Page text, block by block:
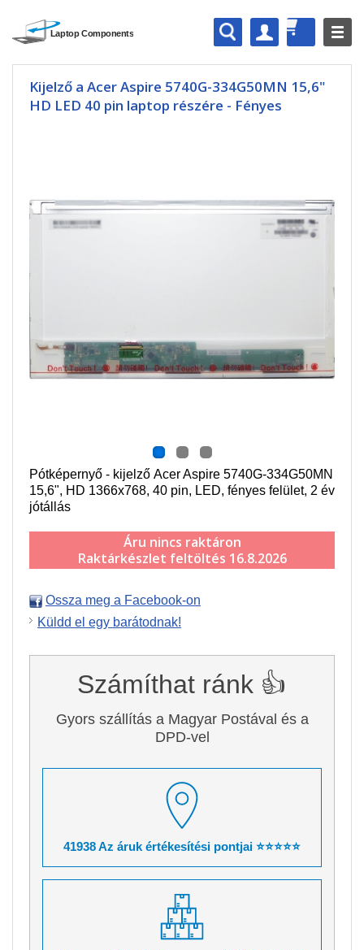
Kijelző a Acer Aspire 5740G-334G50MN 15,6"
HD LED 40 pin laptop részére - Fényes
Pótképernyő - kijelző Acer Aspire 5740G-334G50MN
15,6", HD 1366x768, 40 pin, LED, fényes felület, 2 év
jótállás
Áru nincs raktáron
Raktárkészlet feltöltés 16.8.2026
Ossza meg a Facebook-on
Küldd el egy barátodnak!
Számíthat ránk 👍
Gyors szállítás a Magyar Postával és a
DPD-vel
41938 Az áruk értékesítési pontjai ⭐⭐⭐⭐⭐